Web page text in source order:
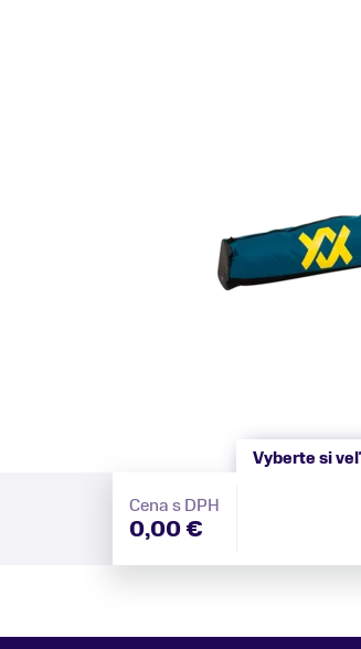
Cena s DPH
0,00 €
Vyberte si